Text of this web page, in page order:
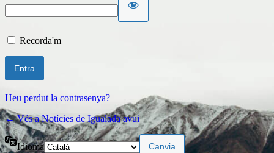
Recorda'm
Heu perdut la contrasenya?
← Vés a Notícies de Igualada avui
Idioma